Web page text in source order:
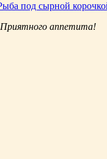
Приятного аппетита!